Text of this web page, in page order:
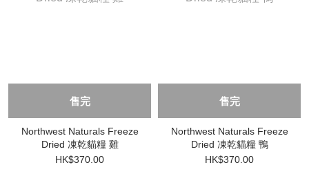
售完
Northwest Naturals Freeze
Dried 凍乾貓糧 雞
HK$370.00
售完
Northwest Naturals Freeze
Dried 凍乾貓糧 鴨
HK$370.00